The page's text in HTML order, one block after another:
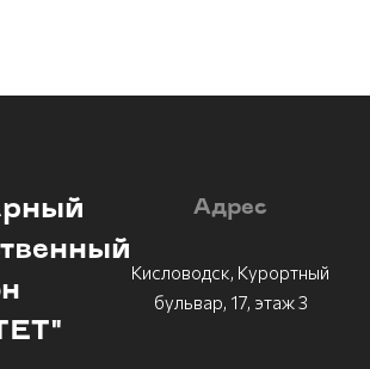
Адрес
Кисловодск, Курортный
бульвар, 17, этаж 3